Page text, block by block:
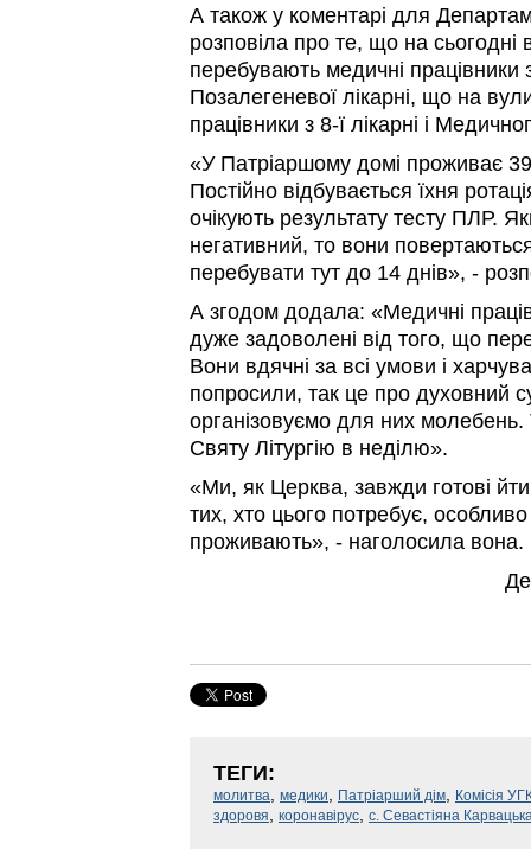
А також у коментарі для
розповіла про те, що на сьогодні
перебувають медичні працівники
Позалегеневої лікарні, що на
працівники з 8-ї лікарні і
«У Патріаршому домі проживає
Постійно відбувається їхня
очікують результату тесту ПЛР.
негативний, то вони
перебувати тут до 14 днів», -
А згодом додала: «Медичні
дуже задоволені від того, що
Вони вдячні за всі умови і
попросили, так це про духовний
організовуємо для них
Святу Літургію в неділю».
«Ми, як Церква, завжди готові
тих, хто цього потребує,
проживають», - наголосила вона.
ТЕГИ:
молитва медики Патріарший дім
Комісія
здоровя
коронавірус с. Севастіяна